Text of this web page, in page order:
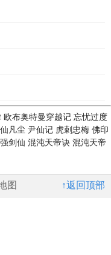
欧布奥特曼穿越记 忘忧过度
凡尘 尹仙记 虎刺忠梅 佛印
剑仙 混沌天帝诀 混沌天帝
↑返回顶部
图